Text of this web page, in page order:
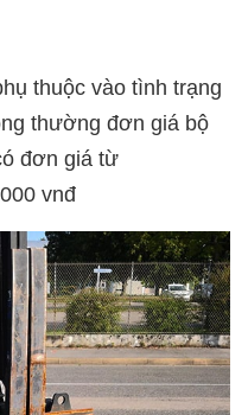
thuộc vào tình trạng
thường đơn giá bộ
đơn giá từ
vnđ